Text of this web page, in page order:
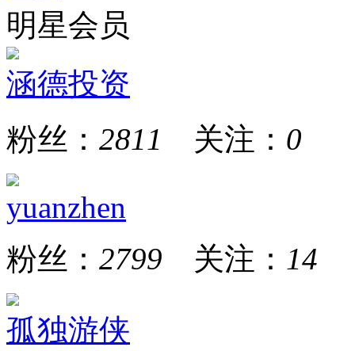
明星会员
涵德投资
粉丝： 2811 关注： 0
yuanzhen
粉丝： 2799 关注： 14
孤独游侠